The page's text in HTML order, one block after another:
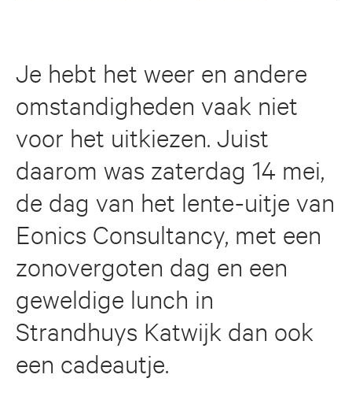
Je hebt het weer en andere
omstandigheden vaak niet
voor het uitkiezen. Juist
daarom was zaterdag 14 mei,
de dag van het lente-uitje van
Eonics Consultancy, met een
zonovergoten dag en een
geweldige lunch in
Strandhuys Katwijk dan ook
een cadeautje.